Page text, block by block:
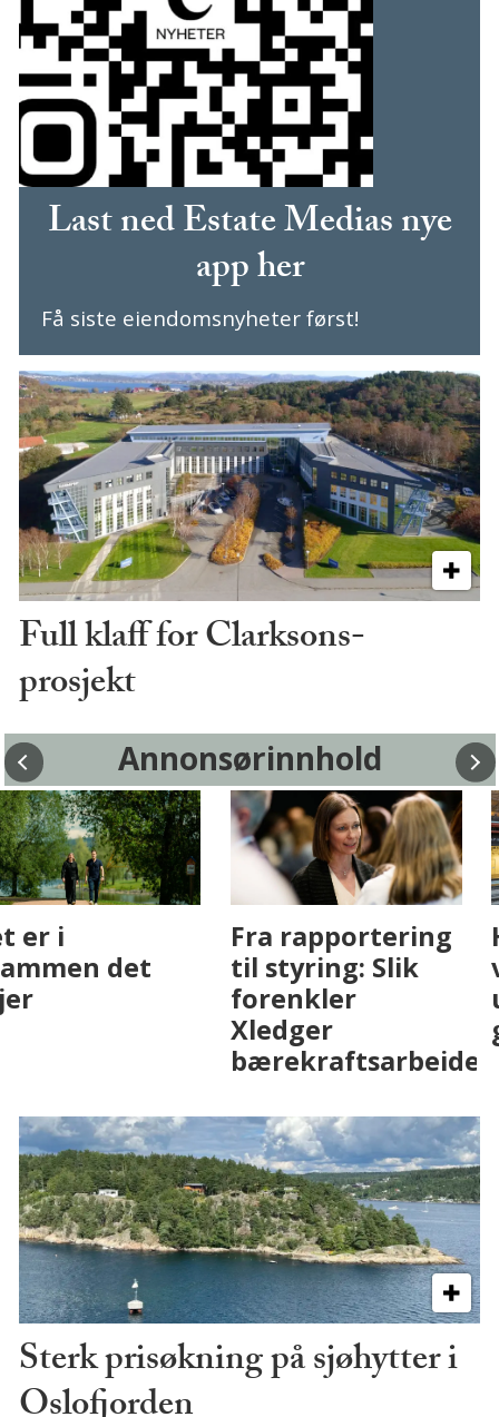
Last ned Estate Medias nye
app her
Få siste eiendomsnyheter først!
Full klaff for Clarksons-
prosjekt
Annonsørinnhold
Fenistra endrer
eiendomsbransjen
med AI. Slik ser vi
Det er i
Drammen det
skjer
Sterk prisøkning på sjøhytter i